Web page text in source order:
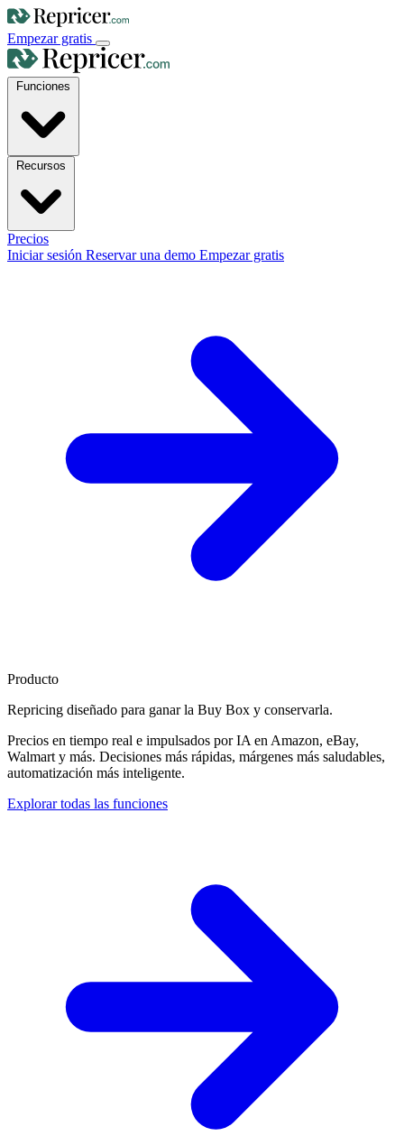
Empezar gratis
Precios
Iniciar sesión Reservar una demo Empezar gratis
Producto
Repricing diseñado para ganar la Buy Box y conservarla.
Precios en tiempo real e impulsados por IA en Amazon, eBay,
Walmart y más. Decisiones más rápidas, márgenes más saludables,
automatización más inteligente.
Explorar todas las funciones